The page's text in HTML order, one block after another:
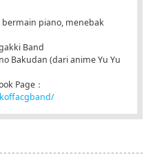
piano, menebak
Band
Bakudan (dari anime Yu Yu
Page：